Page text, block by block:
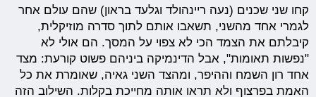
קחו שני שכנים (נעה ריינהולד וגלעד בראון) שהם עולם אחר
לגמרי אחד מהשני, תשאבו אותם לתוך סדרה מוזיקלית,
קיבלתם את הצמד הכי לא צפוי על המסך. הם אולי לא
"נפשות תאומות", אבל הדינמיקה ביניהם פשוט קורעת: מצד
אחד רון השמח וההיפר, ומהצד השני גאיה, שאומרת את כל
האמת בפרצוף ולא תראו אותה מחייכת בקלות. השילוב הזה